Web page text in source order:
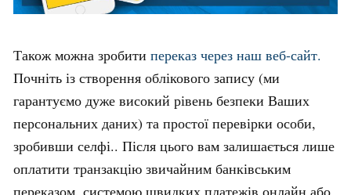
Також можна зробити переказ через наш веб-сайт.
Почніть із створення облікового запису (ми
гарантуємо дуже високий рівень безпеки Ваших
персональних даних) та простої перевірки особи,
зробивши селфі.. Після цього вам залишається лише
оплатити транзакцію звичайним банківським
переказом, системою швидких платежів онлайн або